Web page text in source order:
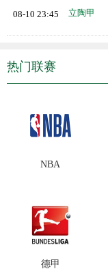
08-10 23:45 立陶甲
热门联赛
NBA
德甲